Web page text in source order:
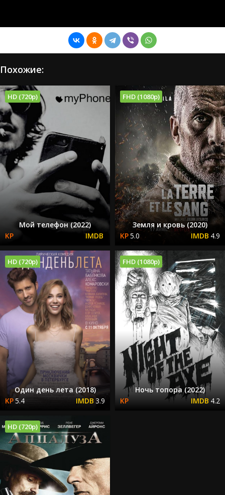
Похожие:
HD (720p)
Мой телефон (2022)
FHD (1080p)
Земля и кровь (2020)
5.0
4.9
HD (720p)
Один день лета (2018)
5.4
3.9
FHD (1080p)
Ночь топора (2022)
4.2
HD (720p)